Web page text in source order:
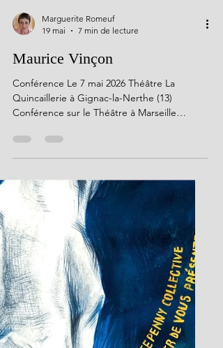
Marguerite Romeuf
19 mai
7 min de lecture
Maurice Vinçon
Conférence Le 7 mai 2026 Théâtre La
Quincaillerie à Gignac-la-Nerthe (13)
Conférence sur le Théâtre à Marseille
depuis 1946 à nos jours par l'acteur et
ancien directeur du Théâtre de Lenche
Maurice Vinçon Le 7 mai Maurice Vinçon,